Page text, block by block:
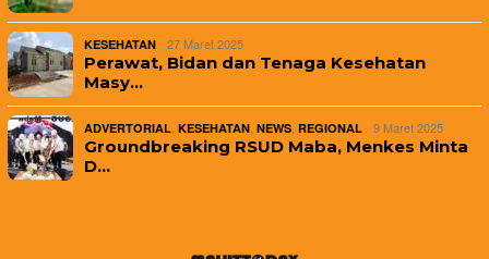
KESEHATAN 27 Maret 2025
Perawat, Bidan dan Tenaga Kesehatan
Masy…
ADVERTORIAL KESEHATAN NEWS REGIONAL 9 Maret 2025
Groundbreaking RSUD Maba, Menkes Minta
D…